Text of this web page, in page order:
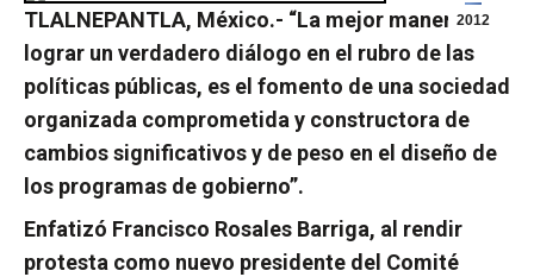
2012
TLALNEPANTLA, México.- “La mejor manera de
lograr un verdadero diálogo en el rubro de las
políticas públicas, es el fomento de una sociedad
organizada comprometida y constructora de
cambios significativos y de peso en el diseño de
los programas de gobierno”.
Enfatizó Francisco Rosales Barriga, al rendir
protesta como nuevo presidente del Comité